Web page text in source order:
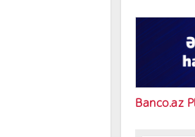
Banco.az